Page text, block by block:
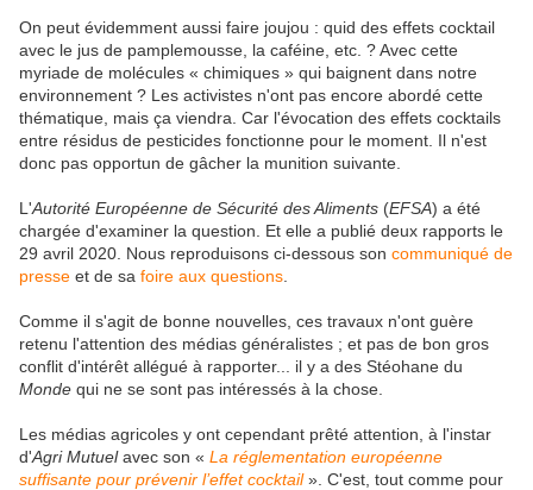
On peut évidemment aussi faire joujou : quid des effets cocktail
avec le jus de pamplemousse, la caféine, etc. ? Avec cette
myriade de molécules « chimiques » qui baignent dans notre
environnement ? Les activistes n'ont pas encore abordé cette
thématique, mais ça viendra. Car l'évocation des effets cocktails
entre résidus de pesticides fonctionne pour le moment. Il n'est
donc pas opportun de gâcher la munition suivante.
L'Autorité Européenne de Sécurité des Aliments (EFSA) a été
chargée d'examiner la question. Et elle a publié deux rapports le
29 avril 2020. Nous reproduisons ci-dessous son communiqué de
presse et de sa foire aux questions
Comme il s'agit de bonne nouvelles, ces travaux n'ont guère
retenu l'attention des médias généralistes ; et pas de bon gros
conflit d'intérêt allégué à rapporter... il y a des Stéohane du
Monde qui ne se sont pas intéressés à la chose.
Les médias agricoles y ont cependant prêté attention, à l'instar
d'Agri Mutuelavec son « La réglementation européenne
suffisante pour prévenir l’effet cocktail ». C'est, tout comme pour